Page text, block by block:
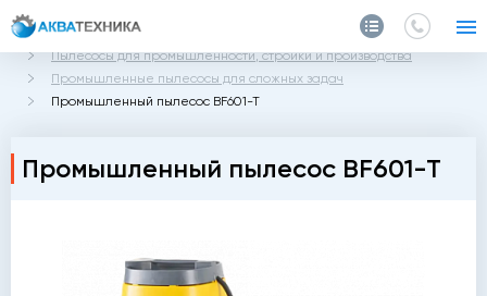
Главная
Каталог
Пылесосы для промышленности, стройки и производства
Промышленные пылесосы для сложных задач
Промышленный пылесос BF601-T
Промышленный пылесос BF601-T